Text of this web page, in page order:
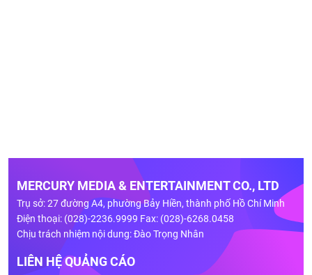
MERCURY MEDIA & ENTERTAINMENT CO., LTD
Trụ sở: 27 đường A4, phường Bảy Hiền, thành phố Hồ Chí Minh
Điện thoại: (028)-2236.9999 Fax: (028)-6268.0458
Chịu trách nhiệm nội dung: Đào Trọng Nhân
LIÊN HỆ QUẢNG CÁO